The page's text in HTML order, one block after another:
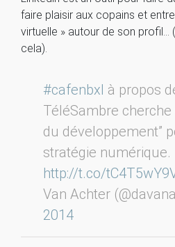
faire plaisir aux copains et
virtuelle » autour de son
cela).
#cafenbxl à propos
TéléSambre cherche
du développement”
stratégie numérique.
http://t.co/
Van Achter
2014